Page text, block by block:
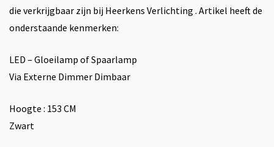
die verkrijgbaar zijn bij Heerkens Verlichting . Artikel heeft de
onderstaande kenmerken:
LED – Gloeilamp of Spaarlamp
Via Externe Dimmer Dimbaar
Hoogte : 153 CM
Zwart